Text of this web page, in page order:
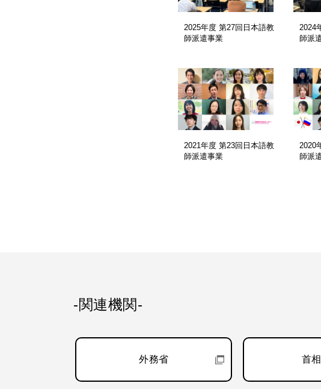
2025年度 第27回日本語教
師派遣事業
2024
師派
2021年度 第23回日本語教
師派遣事業
2020
師派
-関連機関-
外務省 首